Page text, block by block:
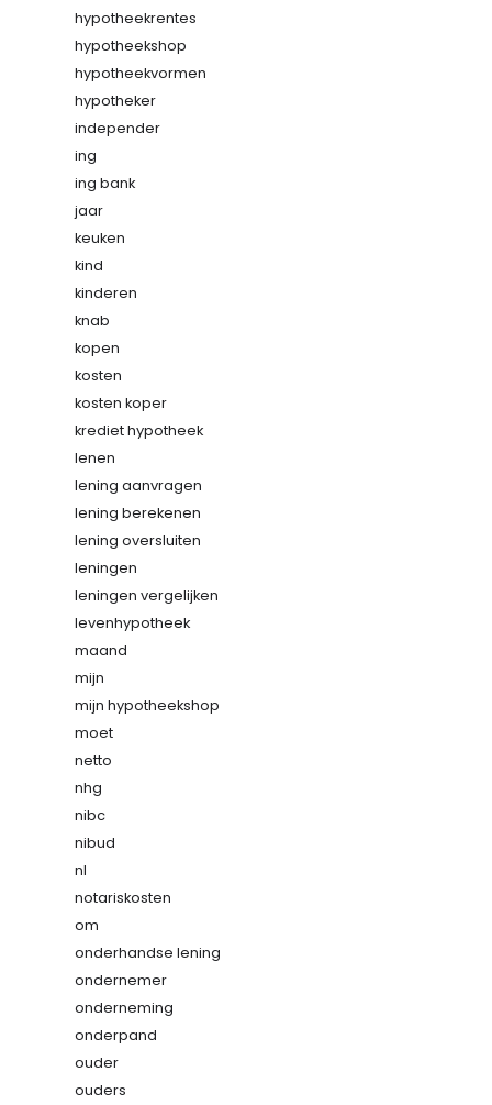
hypotheekrentes
hypotheekshop
hypotheekvormen
hypotheker
independer
ing
ing bank
jaar
keuken
kind
kinderen
knab
kopen
kosten
kosten koper
krediet hypotheek
lenen
lening aanvragen
lening berekenen
lening oversluiten
leningen
leningen vergelijken
levenhypotheek
maand
mijn
mijn hypotheekshop
moet
netto
nhg
nibc
nibud
nl
notariskosten
om
onderhandse lening
ondernemer
onderneming
onderpand
ouder
ouders